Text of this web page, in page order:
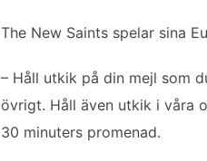
The New Saints spelar sina
– Håll utkik på din mejl som
övrigt. Håll även utkik i våra
30 minuters promenad.